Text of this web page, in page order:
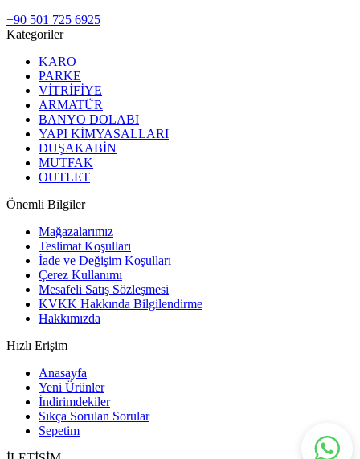
+90 501 725 6925
Kategoriler
KARO
PARKE
VİTRİFİYE
ARMATÜR
BANYO DOLABI
YAPI KİMYASALLARI
DUŞAKABİN
MUTFAK
OUTLET
Önemli Bilgiler
Mağazalarımız
Teslimat Koşulları
İade ve Değişim Koşulları
Çerez Kullanımı
Mesafeli Satış Sözleşmesi
KVKK Hakkında Bilgilendirme
Hakkımızda
Hızlı Erişim
Anasayfa
Yeni Ürünler
İndirimdekiler
Sıkça Sorulan Sorular
Sepetim